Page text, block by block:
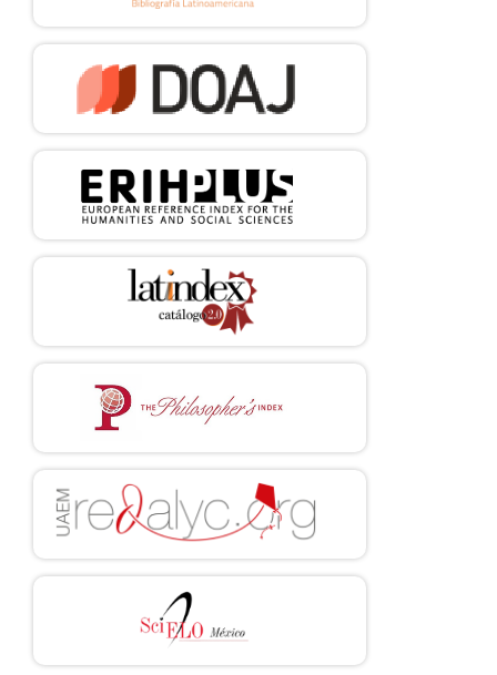
https://www.revistapleyade.cl/index.php/OJS/article/view/159
27. Botero Bernal A. El capitalismo y el sueño. revfil [Internet].
https://revistas.uis.edu.co/index.php/revistafilosofiauis/article/vie
w/11640DOI:https://doi.org/10.18273/revfil.v20n1-2021001
28. Preciado PB. Testo yonqui: sexo, drogas y biopolítica.
29. Han BC. La sociedad del cansancio. Segunda edición ampliada.
Barcelona: Herder; 2020.
Life [Internet]. Duke University Press; 2006 [citado 16 de enero de
2025]. Disponible en:
http://read.dukeupress.edu/books/book/1061/BiocapitalThe-
Constitution-of-Postgenomic-Life DOI:
https://doi.org/10.1515/9780822388005
31. Berardi F. La fábrica de la infelicidad: nuevas formas de
32. García Uribe, John. Hermenéutica del burnout. Revista